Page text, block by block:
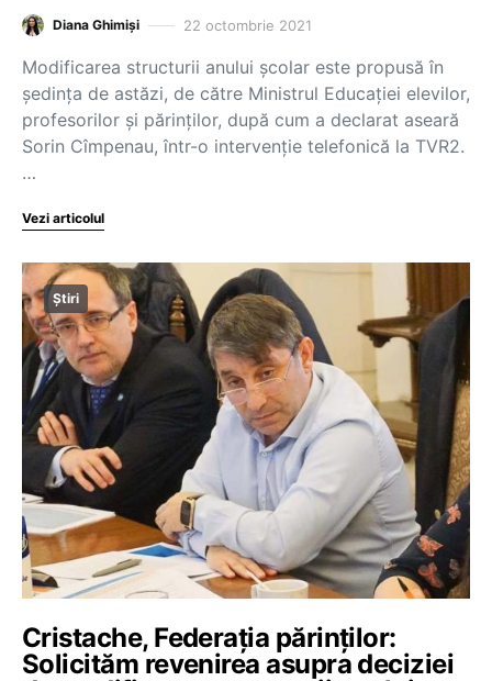
Diana Ghimiși 22 octombrie 2021
Modificarea structurii anului școlar este propusă în
ședința de astăzi, de către Ministrul Educației elevilor,
profesorilor și părinților, după cum a declarat aseară
Sorin Cîmpenau, într-o intervenție telefonică la TVR2.
…
Vezi articolul
Știri
Cristache, Federația părinților:
Solicităm revenirea asupra deciziei